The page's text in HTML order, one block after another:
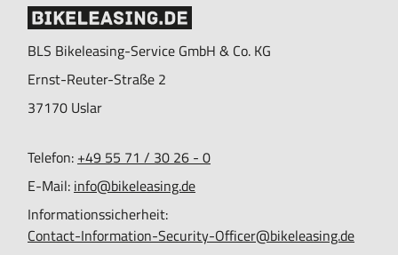
BLS Bikeleasing-Service GmbH & Co. KG
Ernst-Reuter-Straße 2
37170 Uslar
Telefon: +49 55 71 / 30 26 - 0
E-Mail: info@bikeleasing.de
Informationssicherheit:
Contact-Information-Security-Officer@bikeleasing.de